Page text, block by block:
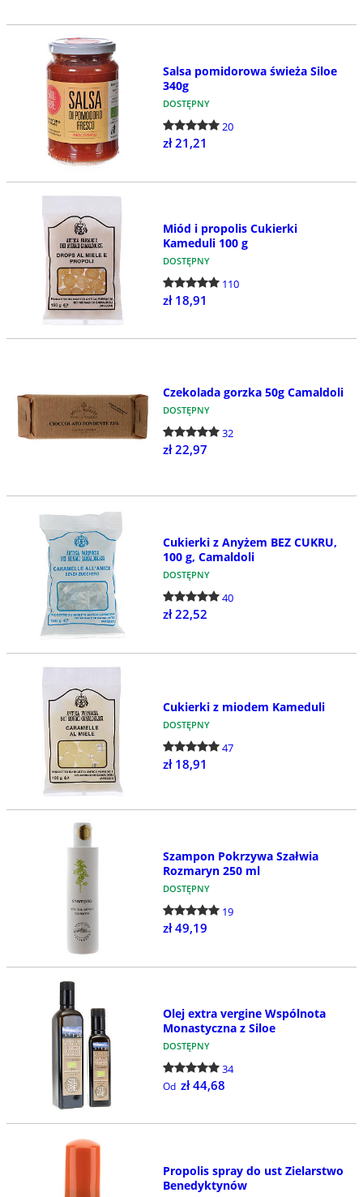
Salsa pomidorowa świeża Siloe
340g
DOSTĘPNY
20
zł 21,21
Miód i propolis Cukierki
Kameduli 100 g
DOSTĘPNY
110
zł 18,91
Czekolada gorzka 50g Camaldoli
DOSTĘPNY
32
zł 22,97
Cukierki z Anyżem BEZ CUKRU,
100 g, Camaldoli
DOSTĘPNY
40
zł 22,52
Cukierki z miodem Kameduli
DOSTĘPNY
47
zł 18,91
Szampon Pokrzywa Szałwia
Rozmaryn 250 ml
DOSTĘPNY
19
zł 49,19
Olej extra vergine Wspólnota
Monastyczna z Siloe
DOSTĘPNY
34
Od zł 44,68
Propolis spray do ust Zielarstwo
Benedyktynów